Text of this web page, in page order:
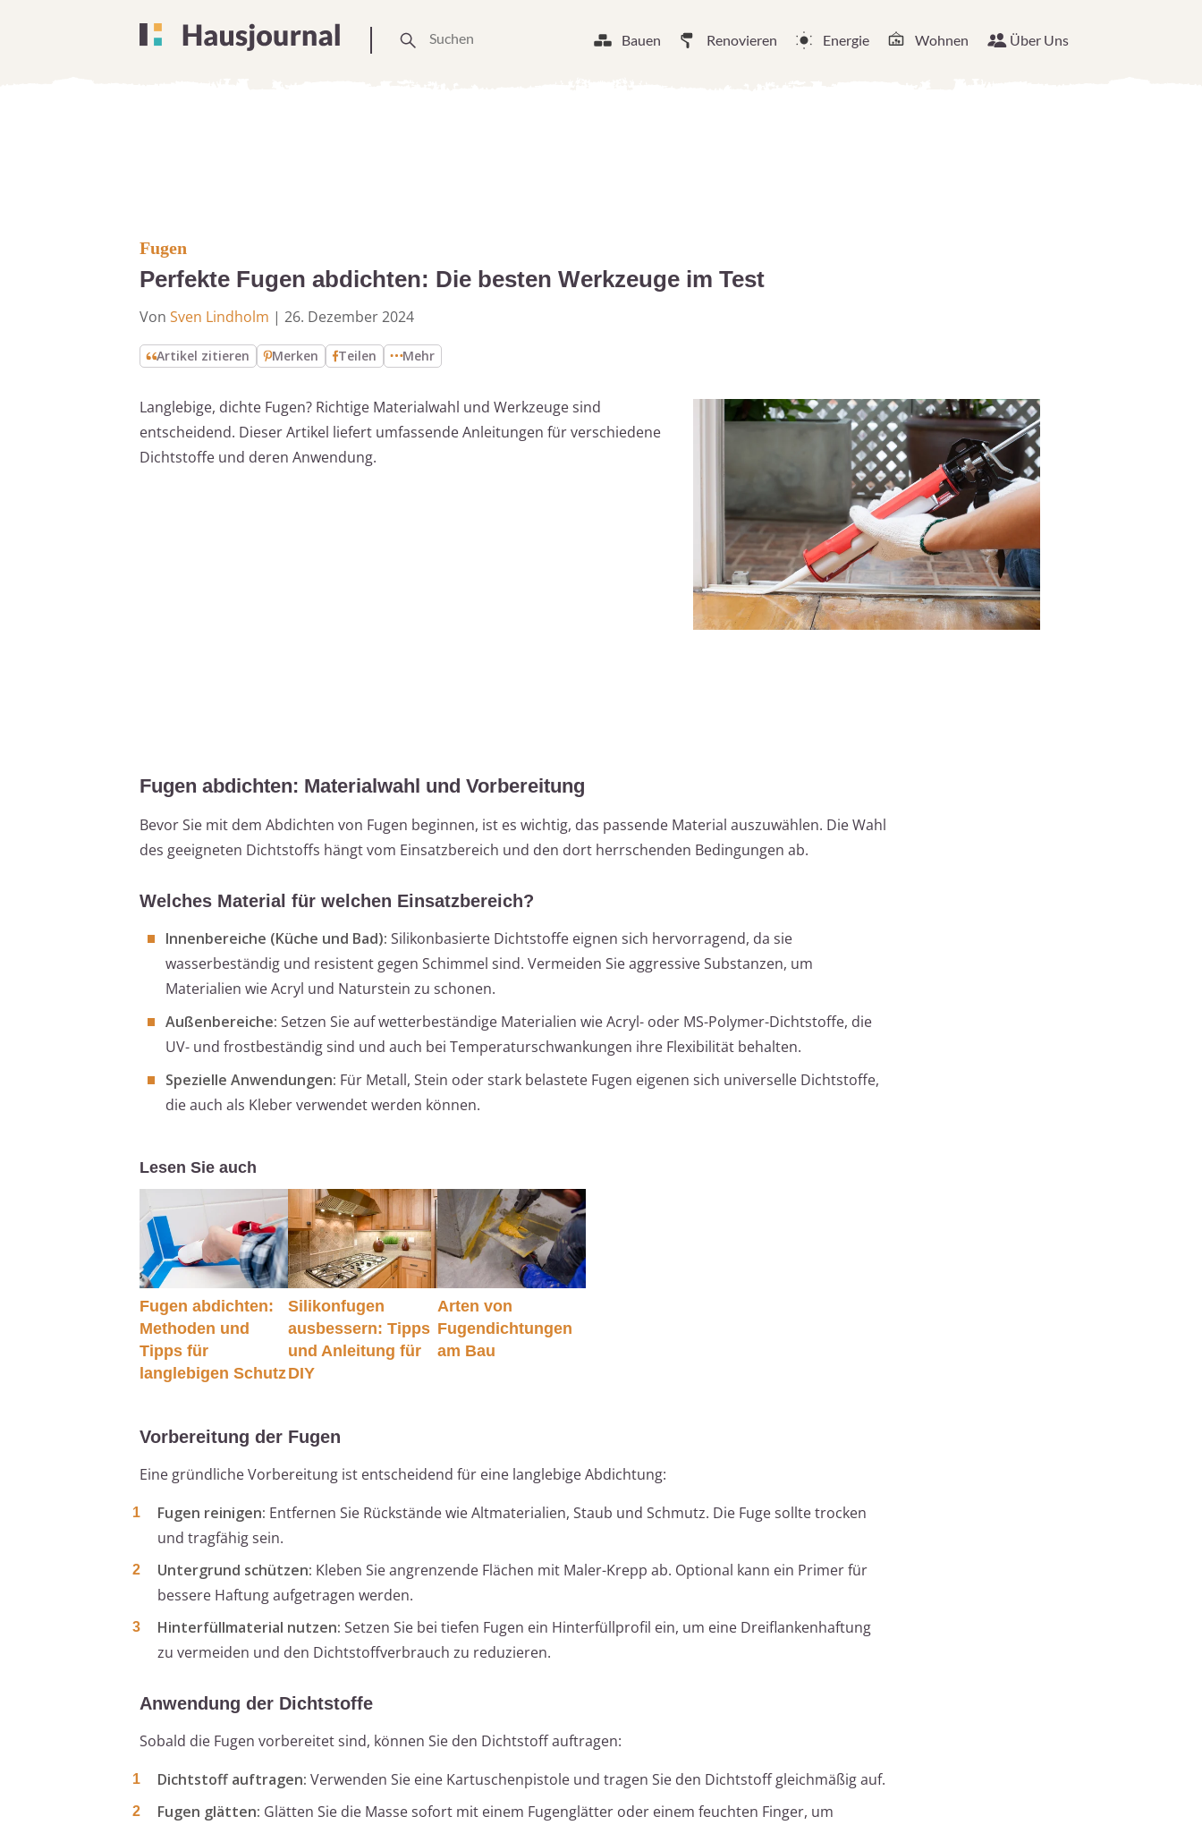
Bauen Renovieren Energie Wohnen Über Uns
Fugen
Perfekte Fugen abdichten: Die besten Werkzeuge im Test
Von Sven Lindholm | 26. Dezember 2024
Artikel zitieren Merken Teilen Mehr
Langlebige, dichte Fugen? Richtige Materialwahl und Werkzeuge sind
entscheidend. Dieser Artikel liefert umfassende Anleitungen für verschiedene
Dichtstoffe und deren Anwendung.
Fugen abdichten: Materialwahl und Vorbereitung
Bevor Sie mit dem Abdichten von Fugen beginnen, ist es wichtig, das passende Material auszuwählen. Die Wahl
des geeigneten Dichtstoffs hängt vom Einsatzbereich und den dort herrschenden Bedingungen ab.
Welches Material für welchen Einsatzbereich?
Innenbereiche (Küche und Bad): Silikonbasierte Dichtstoffe eignen sich hervorragend, da sie
wasserbeständig und resistent gegen Schimmel sind. Vermeiden Sie aggressive Substanzen, um
Materialien wie Acryl und Naturstein zu schonen.
Außenbereiche: Setzen Sie auf wetterbeständige Materialien wie Acryl- oder MS-Polymer-Dichtstoffe, die
UV- und frostbeständig sind und auch bei Temperaturschwankungen ihre Flexibilität behalten.
Spezielle Anwendungen: Für Metall, Stein oder stark belastete Fugen eigenen sich universelle Dichtstoffe,
die auch als Kleber verwendet werden können.
Lesen Sie auch
Fugen abdichten:
Methoden und
Tipps für
langlebigen Schutz
Silikonfugen
ausbessern: Tipps
und Anleitung für
DIY
Arten von
Fugendichtungen
am Bau
Vorbereitung der Fugen
Eine gründliche Vorbereitung ist entscheidend für eine langlebige Abdichtung:
Fugen reinigen: Entfernen Sie Rückstände wie Altmaterialien, Staub und Schmutz. Die Fuge sollte trocken
und tragfähig sein.
Untergrund schützen: Kleben Sie angrenzende Flächen mit Maler-Krepp ab. Optional kann ein Primer für
bessere Haftung aufgetragen werden.
Hinterfüllmaterial nutzen: Setzen Sie bei tiefen Fugen ein Hinterfüllprofil ein, um eine Dreiflankenhaftung
zu vermeiden und den Dichtstoffverbrauch zu reduzieren.
Anwendung der Dichtstoffe
Sobald die Fugen vorbereitet sind, können Sie den Dichtstoff auftragen:
Dichtstoff auftragen: Verwenden Sie eine Kartuschenpistole und tragen Sie den Dichtstoff gleichmäßig auf.
Fugen glätten: Glätten Sie die Masse sofort mit einem Fugenglätter oder einem feuchten Finger, um